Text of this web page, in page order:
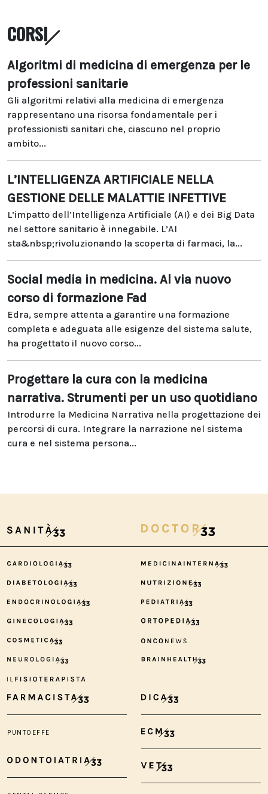
CORSI
Algoritmi di medicina di emergenza per le
professioni sanitarie
Gli algoritmi relativi alla medicina di emergenza
rappresentano una risorsa fondamentale per i
professionisti sanitari che, ciascuno nel proprio
ambito...
L’INTELLIGENZA ARTIFICIALE NELLA
GESTIONE DELLE MALATTIE INFETTIVE
L’impatto dell’Intelligenza Artificiale (AI) e dei Big Data
nel settore sanitario è innegabile. L’AI
sta&nbsp;rivoluzionando la scoperta di farmaci, la...
Social media in medicina. Al via nuovo
corso di formazione Fad
Edra, sempre attenta a garantire una formazione
completa e adeguata alle esigenze del sistema salute,
ha progettato il nuovo corso...
Progettare la cura con la medicina
narrativa. Strumenti per un uso quotidiano
Introdurre la Medicina Narrativa nella progettazione dei
percorsi di cura. Integrare la narrazione nel sistema
cura e nel sistema persona...